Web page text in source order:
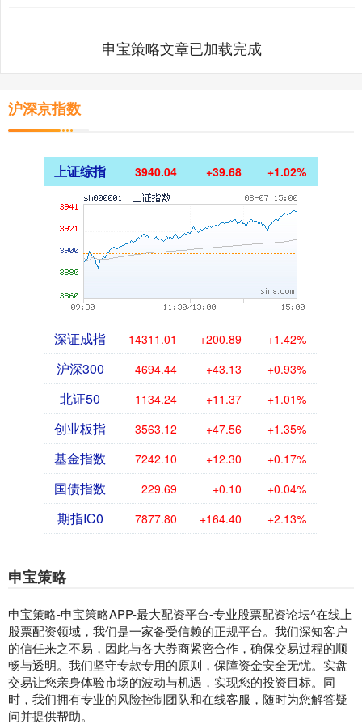
申宝策略文章已加载完成
沪深京指数
上证综指 3940.04 +39.68 +1.02%
深证成指 14311.01 +200.89 +1.42%
沪深300 4694.44 +43.13 +0.93%
北证50 1134.24 +11.37 +1.01%
创业板指 3563.12 +47.56 +1.35%
基金指数 7242.10 +12.30 +0.17%
国债指数 229.69 +0.10 +0.04%
期指IC0 7877.80 +164.40 +2.13%
申宝策略
申宝策略-申宝策略APP-最大配资平台-专业股票配资论坛^在线上
股票配资领域，我们是一家备受信赖的正规平台。我们深知客户
的信任来之不易，因此与各大券商紧密合作，确保交易过程的顺
畅与透明。我们坚守专款专用的原则，保障资金安全无忧。实盘
交易让您亲身体验市场的波动与机遇，实现您的投资目标。同
时，我们拥有专业的风险控制团队和在线客服，随时为您解答疑
问并提供帮助。